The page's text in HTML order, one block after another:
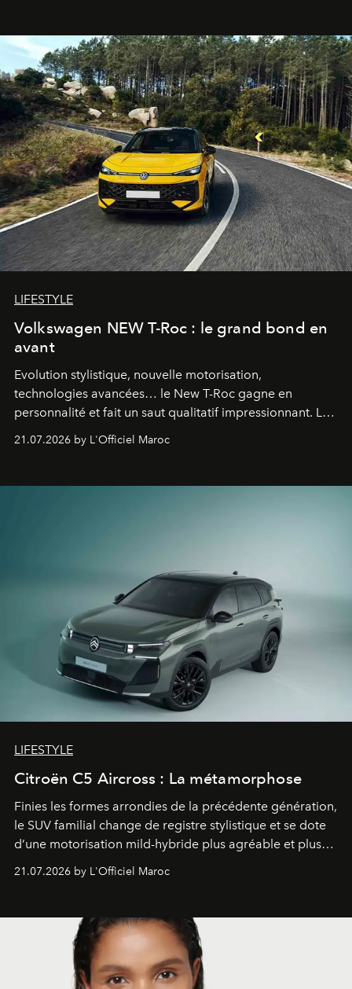
LIFESTYLE
Volkswagen NEW T-Roc : le grand bond en
avant
Evolution stylistique, nouvelle motorisation,
technologies avancées… le New T-Roc gagne en
personnalité et fait un saut qualitatif impressionnant. Le
fétiche pour le rendre plus premium. Et le pari semble
21.07.2026 by L'Officiel Maroc
LIFESTYLE
Citroën C5 Aircross : La métamorphose
Finies les formes arrondies de la précédente génération,
le SUV familial change de registre stylistique et se dote
d’une motorisation mild-hybride plus agréable et plus
gagné en maturité.
21.07.2026 by L'Officiel Maroc